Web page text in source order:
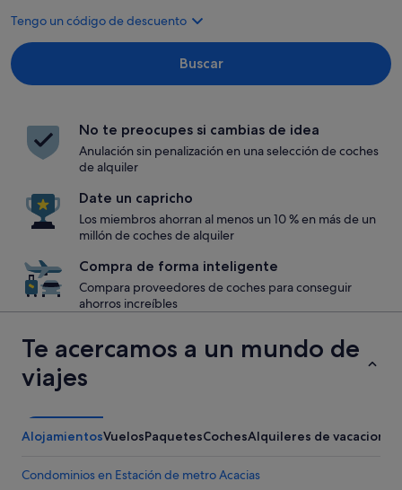
Tengo un código de descuento
Buscar
No te preocupes si cambias de idea
Anulación sin penalización en una selección de coches
de alquiler
Date un capricho
Los miembros ahorran al menos un 10 % en más de un
millón de coches de alquiler
Compra de forma inteligente
Compara proveedores de coches para conseguir
ahorros increíbles
Te acercamos a un mundo de
viajes
AlojamientosVuelosPaquetesCochesAlquileres de vacaciones
Condominios en Estación de metro Acacias